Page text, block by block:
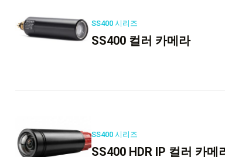
SS400 시리즈
SS400 컬러 카메라
SS400 시리즈
SS400 HDR IP 컬러 카메